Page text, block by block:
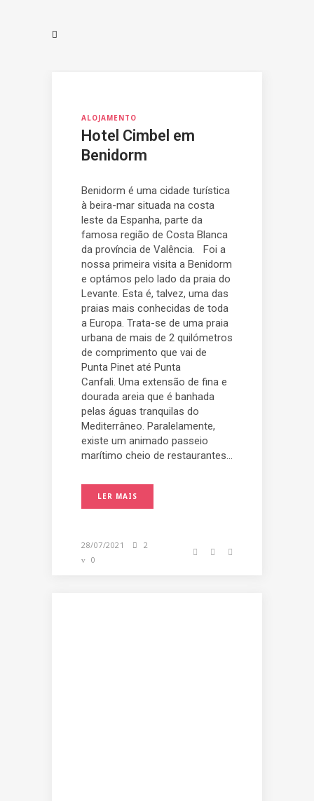
ALOJAMENTO
Hotel Cimbel em
Benidorm
Benidorm é uma cidade turística
à beira-mar situada na costa
leste da Espanha, parte da
famosa região de Costa Blanca
da província de Valência. Foi a
nossa primeira visita a Benidorm
e optámos pelo lado da praia do
Levante. Esta é, talvez, uma das
praias mais conhecidas de toda
a Europa. Trata-se de uma praia
urbana de mais de 2 quilómetros
de comprimento que vai de
Punta Pinet até Punta
Canfali. Uma extensão de fina e
dourada areia que é banhada
pelas águas tranquilas do
Mediterrâneo. Paralelamente,
existe um animado passeio
marítimo cheio de restaurantes...
LER MAIS
28/07/2021
2
0